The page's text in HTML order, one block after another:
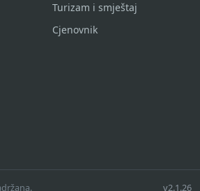
Turizam i smještaj
Cjenovnik
v2.1.26